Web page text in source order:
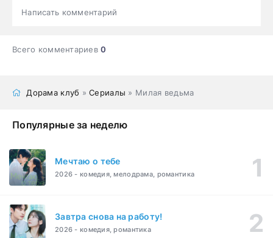
Написать комментарий
Всего комментариев0
Дорама клуб »Сериалы » Милая ведьма
Популярные за неделю
Мечтаю о тебе
2026 - комедия, мелодрама, романтика
Завтра снова на работу!
2026 - комедия, романтика